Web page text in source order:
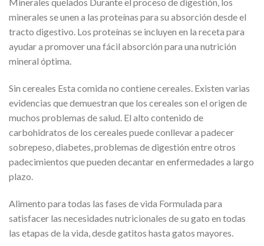
minerales se unen a las proteínas para su absorción desde el
tracto digestivo. Los proteínas se incluyen en la receta para
ayudar a promover una fácil absorción para una nutrición
mineral óptima.
Sin cereales Esta comida no contiene cereales. Existen varias
evidencias que demuestran que los cereales son el origen de
muchos problemas de salud. El alto contenido de
carbohidratos de los cereales puede conllevar a padecer
sobrepeso, diabetes, problemas de digestión entre otros
padecimientos que pueden decantar en enfermedades a largo
plazo.
Alimento para todas las fases de vida Formulada para
satisfacer las necesidades nutricionales de su gato en todas
las etapas de la vida, desde gatitos hasta gatos mayores.